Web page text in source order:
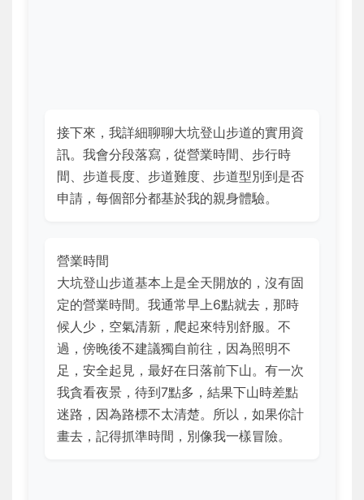
接下來，我詳細聊聊大坑登山步道的實用資
訊。我會分段落寫，從營業時間、步行時
間、步道長度、步道難度、步道型別到是否
申請，每個部分都基於我的親身體驗。
營業時間
大坑登山步道基本上是全天開放的，沒有固
定的營業時間。我通常早上6點就去，那時
候人少，空氣清新，爬起來特別舒服。不
過，傍晚後不建議獨自前往，因為照明不
足，安全起見，最好在日落前下山。有一次
我貪看夜景，待到7點多，結果下山時差點
迷路，因為路標不太清楚。所以，如果你計
畫去，記得抓準時間，別像我一樣冒險。